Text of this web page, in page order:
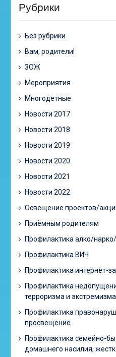
Рубрики
Без рубрики
Вам, родители!
ЗОЖ
Мероприятия
Многодетные
Новости 2017
Новости 2018
Новости 2019
Новости 2020
Новости 2021
Новости 2022
Освещение проектов/
Приёмным родителям
Профилактика алко/
Профилактика ВИЧ
Профилактика интернет-
Профилактика
терроризма и
Профилактика
просвещение
Профилактика семейно-
домашнего насилия,